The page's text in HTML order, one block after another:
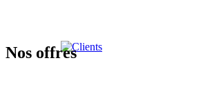
Nos offres